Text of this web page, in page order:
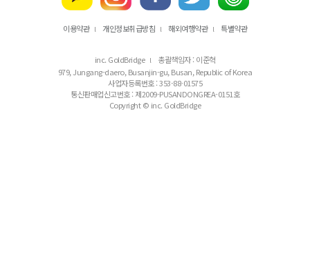
이용약관 l 개인정보취급방침 l 해외여행약관 l 특별약관
inc. GoldBridge l
총괄책임자 : 이준혁
979, Jungang-daero, Busanjin-gu, Busan, Republic of Korea
사업자등록번호 : 353-88-01575
통신판매업신고번호 : 제2009-PUSANDONGREA-0151호
Copyright © inc. GoldBridge